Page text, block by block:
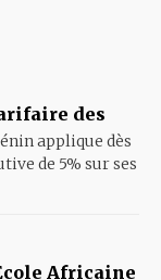
des
applique dès
de 5% sur ses
Africaine